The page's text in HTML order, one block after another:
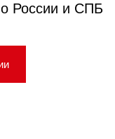
России и СПБ